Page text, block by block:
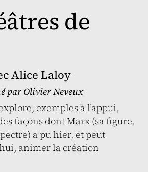
de
Alice Laloy
par Olivier Neveux
exemples à l’appui,
façons dont Marx (sa figure,
a pu hier, et peut
animer la création